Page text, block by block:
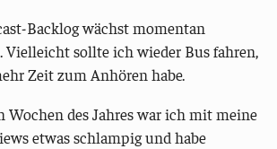
Backlog wächst momentan
Vielleicht sollte ich wieder Bus fahren,
Zeit zum Anhören habe.
Wochen des Jahres war ich mit meine
etwas schlampig und habe